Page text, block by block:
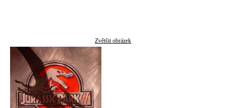
Zvětšit obrázek